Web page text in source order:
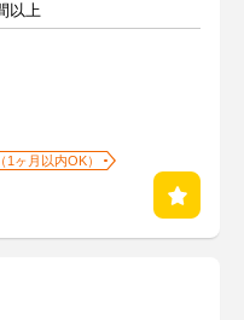
以上
1ヶ月以内OK）